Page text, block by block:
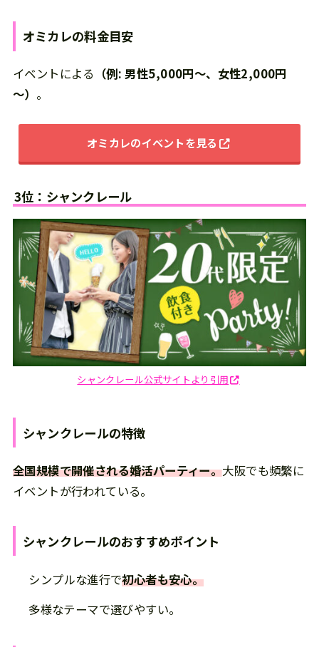
オミカレの料金目安
イベントによる （例: 男性5,000円～、女性2,000円
～） 。
オミカレのイベントを見る
3位：シャンクレール
シャンクレール公式サイトより引用
シャンクレールの特徴
全国規模で開催される婚活パーティー。大阪でも頻繁に
イベントが行われている。
シャンクレールのおすすめポイント
シンプルな進行で初心者も安心。
多様なテーマで選びやすい。